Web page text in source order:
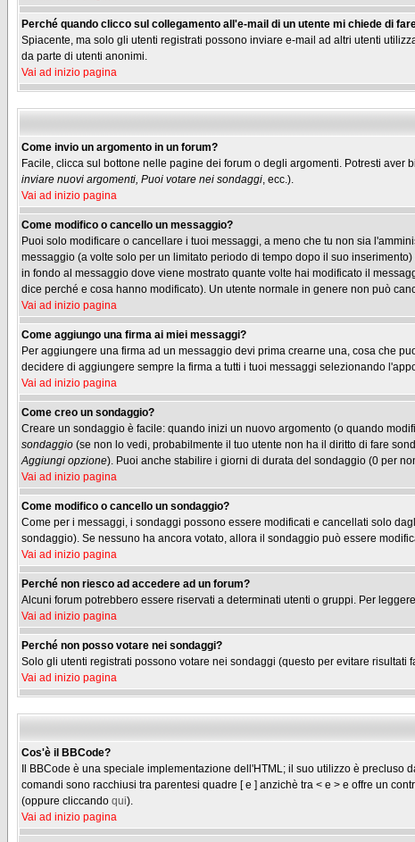
Perché quando clicco sul collegamento all'e-mail di un utente mi chiede di
Spiacente, ma solo gli utenti registrati possono inviare e-mail ad altri utenti
da parte di utenti anonimi.
Vai ad inizio pagina
Come invio un argomento in un forum?
Facile, clicca sul bottone nelle pagine dei forum o degli argomenti. Potresti
inviare nuovi argomenti, Puoi votare nei sondaggi, ecc.).
Vai ad inizio pagina
Come modifico o cancello un messaggio?
Puoi solo modificare o cancellare i tuoi messaggi, a meno che tu non sia
messaggio (a volte solo per un limitato periodo di tempo dopo il suo
in fondo al messaggio dove viene mostrato quante volte hai modificato il
dice perché e cosa hanno modificato). Un utente normale in genere non può
Vai ad inizio pagina
Come aggiungo una firma ai miei messaggi?
Per aggiungere una firma ad un messaggio devi prima crearne una, cosa che
decidere di aggiungere sempre la firma a tutti i tuoi messaggi selezionando
Vai ad inizio pagina
Come creo un sondaggio?
Creare un sondaggio è facile: quando inizi un nuovo argomento (o quando
sondaggio (se non lo vedi, probabilmente il tuo utente non ha il diritto di fare
Aggiungi opzione). Puoi anche stabilire i giorni di durata del sondaggio (0 per
Vai ad inizio pagina
Come modifico o cancello un sondaggio?
Come per i messaggi, i sondaggi possono essere modificati e cancellati solo
sondaggio). Se nessuno ha ancora votato, allora il sondaggio può essere
Vai ad inizio pagina
Perché non riesco ad accedere ad un forum?
Alcuni forum potrebbero essere riservati a determinati utenti o gruppi. Per
Vai ad inizio pagina
Perché non posso votare nei sondaggi?
Solo gli utenti registrati possono votare nei sondaggi (questo per evitare
Vai ad inizio pagina
Cos'è il BBCode?
Il BBCode è una speciale implementazione dell'HTML; il suo utilizzo è
comandi sono racchiusi tra parentesi quadre [ e ] anzichè tra < e > e offre un
(oppure cliccando qui).
Vai ad inizio pagina